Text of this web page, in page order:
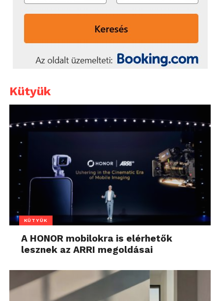
Kütyük
KÜTYÜK
A HONOR mobilokra is elérhetők
lesznek az ARRI megoldásai